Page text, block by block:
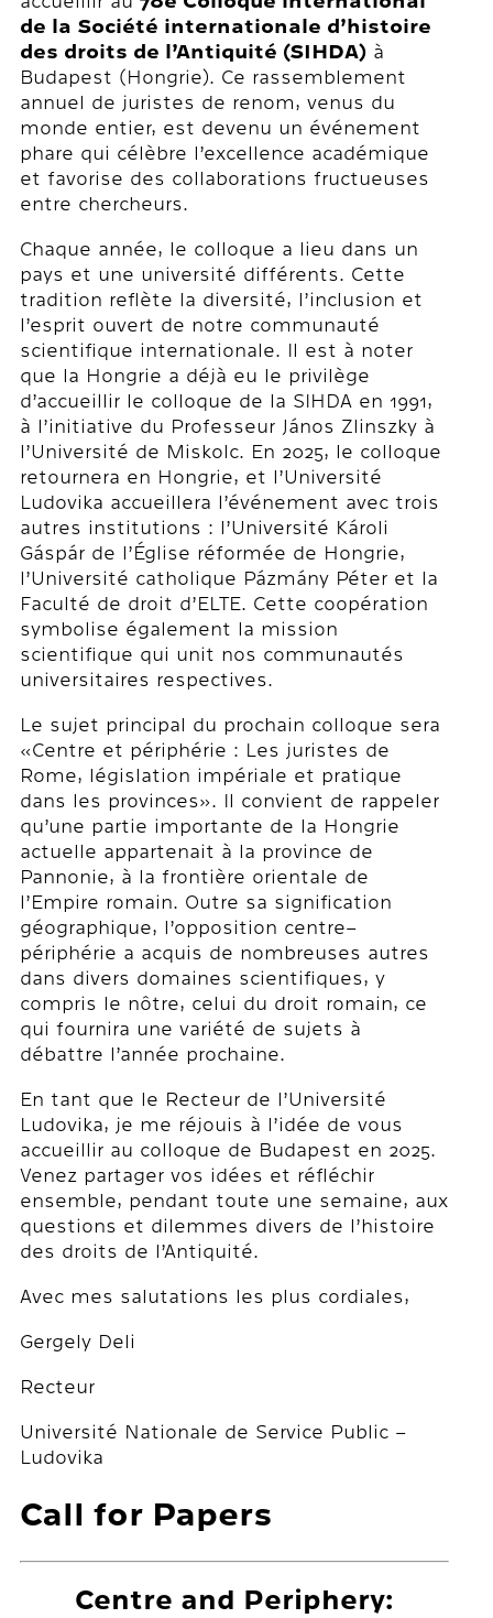
de la Société internationale d’histoire
des droits de l’Antiquité (SIHDA) à
Budapest (Hongrie). Ce rassemblement
annuel de juristes de renom, venus du
monde entier, est devenu un événement
phare qui célèbre l’excellence académique
et favorise des collaborations fructueuses
entre chercheurs.
Chaque année, le colloque a lieu dans un
pays et une université différents. Cette
tradition reflète la diversité, l’inclusion et
l’esprit ouvert de notre communauté
scientifique internationale. Il est à noter
que la Hongrie a déjà eu le privilège
d’accueillir le colloque de la SIHDA en 1991,
à l’initiative du Professeur János Zlinszky à
l’Université de Miskolc. En 2025, le colloque
retournera en Hongrie, et l’Université
Ludovika accueillera l’événement avec trois
autres institutions : l’Université Károli
Gáspár de l’Église réformée de Hongrie,
l’Université catholique Pázmány Péter et la
Faculté de droit d’ELTE. Cette coopération
symbolise également la mission
scientifique qui unit nos communautés
universitaires respectives.
Le sujet principal du prochain colloque sera
«Centre et périphérie : Les juristes de
Rome, législation impériale et pratique
dans les provinces». Il convient de rappeler
qu’une partie importante de la Hongrie
actuelle appartenait à la province de
Pannonie, à la frontière orientale de
l’Empire romain. Outre sa signification
géographique, l’opposition centre–
périphérie a acquis de nombreuses autres
dans divers domaines scientifiques, y
compris le nôtre, celui du droit romain, ce
qui fournira une variété de sujets à
débattre l’année prochaine.
En tant que le Recteur de l’Université
Ludovika, je me réjouis à l’idée de vous
accueillir au colloque de Budapest en 2025.
Venez partager vos idées et réfléchir
ensemble, pendant toute une semaine, aux
questions et dilemmes divers de l’histoire
des droits de l’Antiquité.
Avec mes salutations les plus cordiales,
Gergely Deli
Recteur
Université Nationale de Service Public –
Ludovika
Call for Papers
Centre and Periphery: